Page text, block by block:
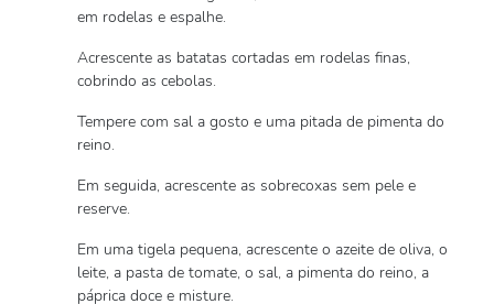
em rodelas e espalhe.
Acrescente as batatas cortadas em rodelas finas,
cobrindo as cebolas.
Tempere com sal a gosto e uma pitada de pimenta do
reino.
Em seguida, acrescente as sobrecoxas sem pele e
reserve.
Em uma tigela pequena, acrescente o azeite de oliva, o
leite, a pasta de tomate, o sal, a pimenta do reino, a
páprica doce e misture.